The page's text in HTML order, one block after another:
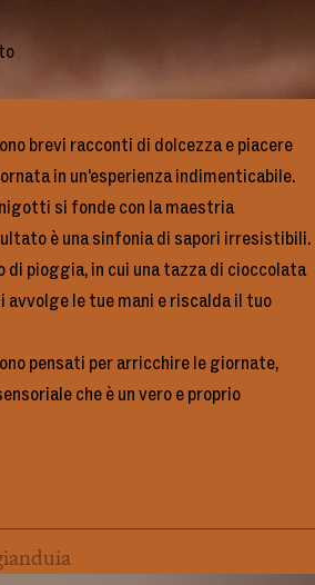
brevi racconti di dolcezza e piacere
in un'esperienza indimenticabile.
si fonde con la maestria
è una sinfonia di sapori irresistibili.
di pioggia, in cui una tazza di cioccolata
avvolge le tue mani e riscalda il tuo
pensati per arricchire le giornate,
che è un vero e proprio